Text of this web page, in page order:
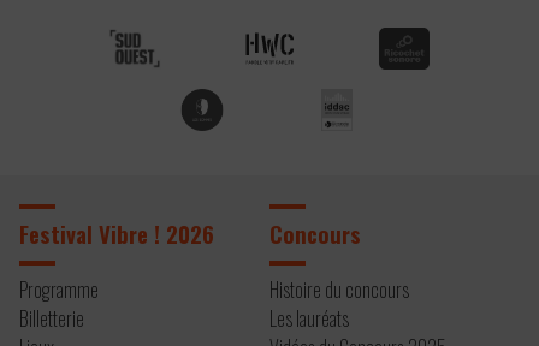
Festival Vibre ! 2026
Programme
Billetterie
Concours
Histoire du concours
Les lauréats